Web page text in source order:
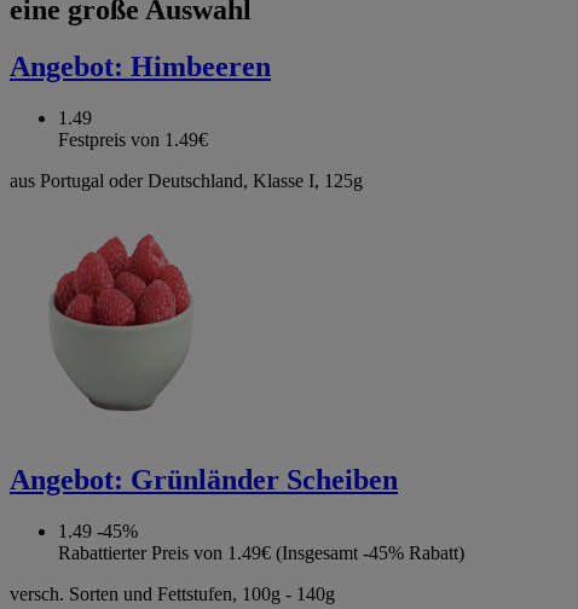
eine große Auswahl
Angebot: Himbeeren
1.49
Festpreis von 1.49€
aus Portugal oder Deutschland, Klasse I, 125g
Angebot: Grünländer Scheiben
1.49 -45%
Rabattierter Preis von 1.49€ (Insgesamt -45% Rabatt)
versch. Sorten und Fettstufen, 100g - 140g